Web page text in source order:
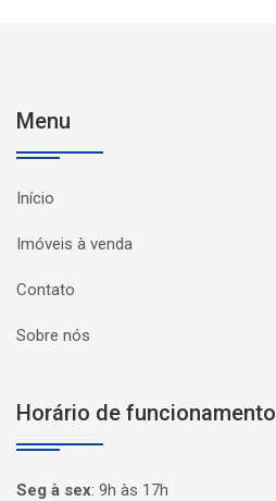
Menu
Início
Imóveis à venda
Contato
Sobre nós
Horário de funcionamento
Seg à sex: 9h às 17h